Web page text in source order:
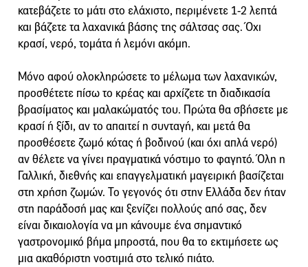
κατεβάζετε το μάτι στο ελάχιστο, περιμένετε 1-2 λεπτά
και βάζετε τα λαχανικά βάσης της σάλτσας σας. Όχι
κρασί, νερό, τομάτα ή λεμόνι ακόμη.
Μόνο αφού ολοκληρώσετε το μέλωμα των λαχανικών,
προσθέτετε πίσω το κρέας και αρχίζετε τη διαδικασία
βρασίματος και μαλακώματός του. Πρώτα θα σβήσετε με
κρασί ή ξίδι, αν το απαιτεί η συνταγή, και μετά θα
προσθέσετε ζωμό κότας ή βοδινού (και όχι απλά νερό)
αν θέλετε να γίνει πραγματικά νόστιμο το φαγητό. Όλη η
Γαλλική, διεθνής και επαγγελματική μαγειρική βασίζεται
στη χρήση ζωμών. Το γεγονός ότι στην Ελλάδα δεν ήταν
στη παράδοσή μας και ξενίζει πολλούς από σας, δεν
είναι δικαιολογία να μη κάνουμε ένα σημαντικό
γαστρονομικό βήμα μπροστά, που θα το εκτιμήσετε ως
μια ακαθόριστη νοστιμιά στο τελικό πιάτο.